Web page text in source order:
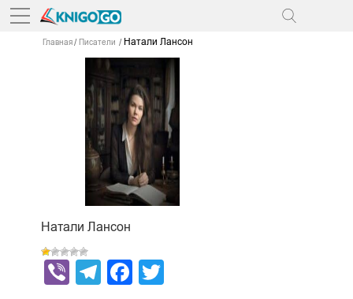
Главная Писатели Натали Лансон
Натали Лансон
ViberTelegram
Facebook